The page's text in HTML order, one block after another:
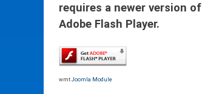
requires a newer version of
Adobe Flash Player.
wmt Joomla Module